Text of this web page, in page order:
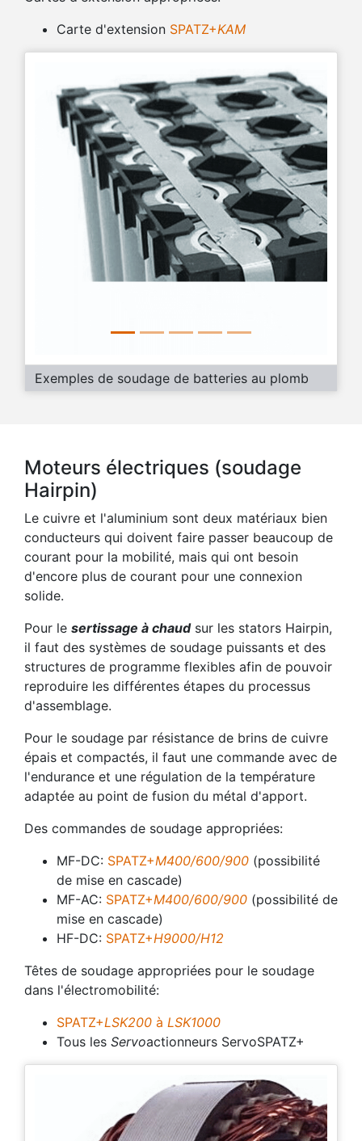
Carte d'extension SPATZ+KAM
Exemples de soudage de batteries au plomb
Moteurs électriques (soudage
Hairpin)
Le cuivre et l'aluminium sont deux matériaux bien
conducteurs qui doivent faire passer beaucoup de
courant pour la mobilité, mais qui ont besoin
d'encore plus de courant pour une connexion
solide.
Pour le sertissage à chaudsur les stators Hairpin,
il faut des systèmes de soudage puissants et des
structures de programme flexibles afin de pouvoir
reproduire les différentes étapes du processus
d'assemblage.
Pour le soudage par résistance de brins de cuivre
épais et compactés, il faut une commande avec de
l'endurance et une régulation de la température
adaptée au point de fusion du métal d'apport.
Des commandes de soudage appropriées:
MF-DC: SPATZ+M400/600/900 (possibilité
de mise en cascade)
MF-AC: SPATZ+M400/600/900 (possibilité de
mise en cascade)
HF-DC: SPATZ+H9000/H12
Têtes de soudage appropriées pour le soudage
dans l'électromobilité:
SPATZ+LSK200 à LSK1000
Tous les Servoactionneurs ServoSPATZ+